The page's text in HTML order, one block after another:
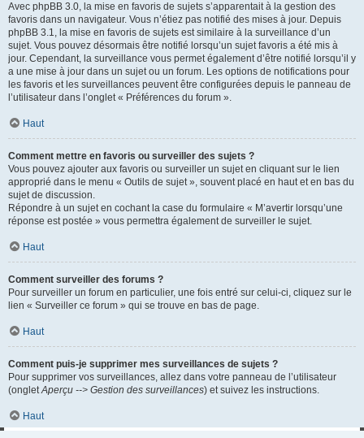
Avec phpBB 3.0, la mise en favoris de sujets s’apparentait à la gestion des
favoris dans un navigateur. Vous n’étiez pas notifié des mises à jour. Depuis
phpBB 3.1, la mise en favoris de sujets est similaire à la surveillance d’un
sujet. Vous pouvez désormais être notifié lorsqu’un sujet favoris a été mis à
jour. Cependant, la surveillance vous permet également d’être notifié lorsqu’il y
a une mise à jour dans un sujet ou un forum. Les options de notifications pour
les favoris et les surveillances peuvent être configurées depuis le panneau de
l’utilisateur dans l’onglet « Préférences du forum ».
Haut
Comment mettre en favoris ou surveiller des sujets ?
Vous pouvez ajouter aux favoris ou surveiller un sujet en cliquant sur le lien
approprié dans le menu « Outils de sujet », souvent placé en haut et en bas du
sujet de discussion.
Répondre à un sujet en cochant la case du formulaire « M’avertir lorsqu’une
réponse est postée » vous permettra également de surveiller le sujet.
Haut
Comment surveiller des forums ?
Pour surveiller un forum en particulier, une fois entré sur celui-ci, cliquez sur le
lien « Surveiller ce forum » qui se trouve en bas de page.
Haut
Comment puis-je supprimer mes surveillances de sujets ?
Pour supprimer vos surveillances, allez dans votre panneau de l’utilisateur
(ongletAperçu --> Gestion des surveillances) et suivez les instructions.
Haut